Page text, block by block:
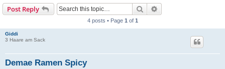
Post Reply Search
4 posts • Page 1 of 1
Giddi
3 Haare am Sack
Demae Ramen Spicy